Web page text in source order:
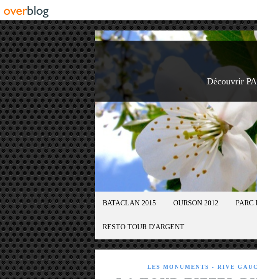
Découvrir
BATACLAN 2015 OURSON 2012 PARC
RESTO TOUR D'ARGENT
LES MONUMENTS - RIVE